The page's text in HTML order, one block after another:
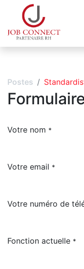
Postes
Votre nom *
Votre email *
Votre numéro de
Fonction actuelle *